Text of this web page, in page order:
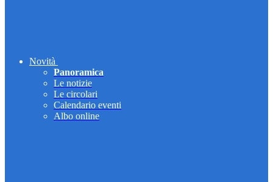
Novità
Panoramica
Le notizie
Le circolari
Calendario eventi
Albo online